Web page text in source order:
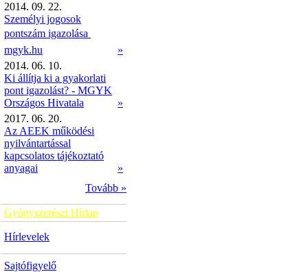
2014. 09. 22.
Személyi jogosok
pontszám igazolása 
mgyk.hu
»
2014. 06. 10.
Ki állítja ki a gyakorlati
pont igazolást? - MGYK
Országos Hivatala
»
2017. 06. 20.
Az AEEK működési
nyilvántartással
kapcsolatos tájékoztató
anyagai
»
Tovább »
Gyógyszerészi Hírlap
Hírlevelek
Sajtófigyelő